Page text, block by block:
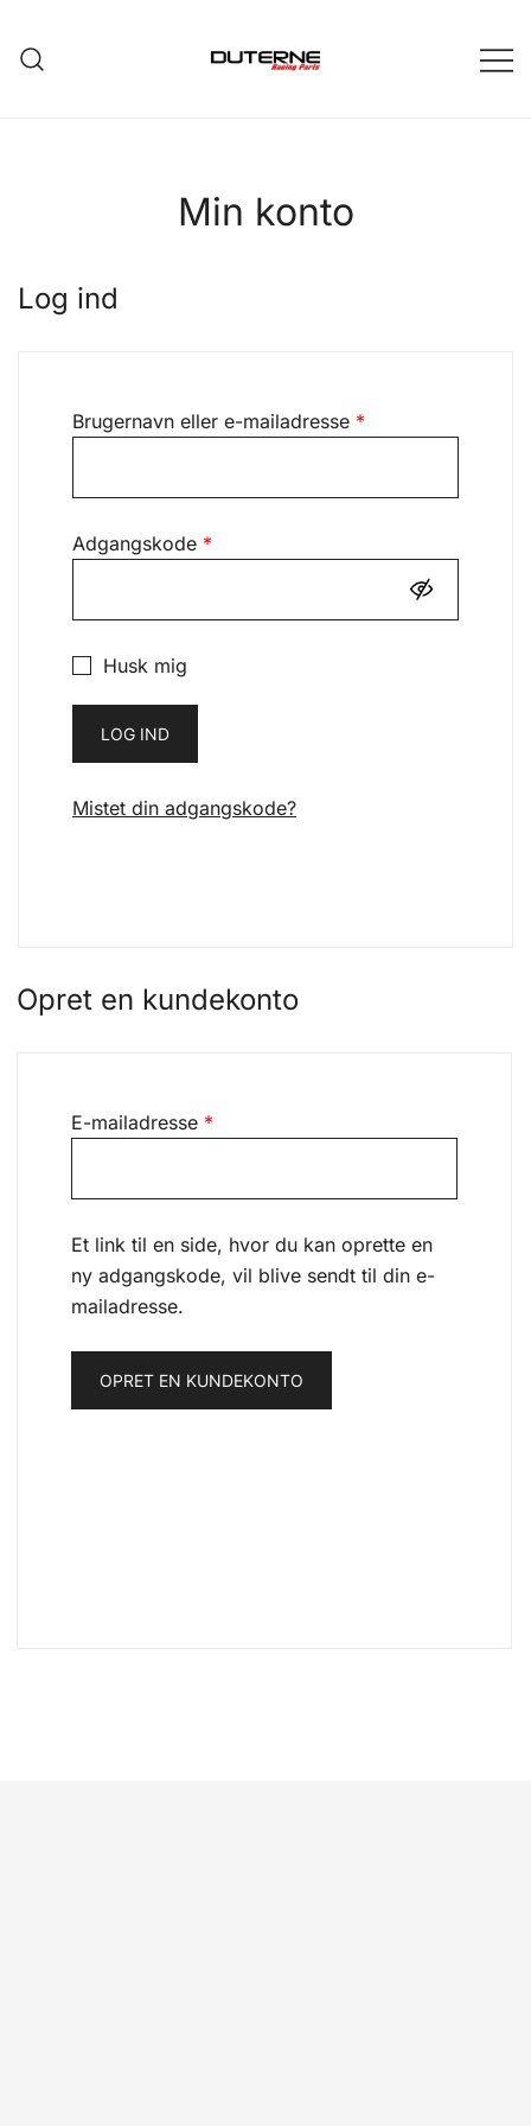
content
Min konto
Log ind
Brugernavn eller e-mailadresse *
Adgangskode *
Husk mig
LOG IND
Mistet din adgangskode?
Opret en kundekonto
E-mailadresse *
Et link til en side, hvor du kan oprette en
ny adgangskode, vil blive sendt til din e-
mailadresse.
OPRET EN KUNDEKONTO